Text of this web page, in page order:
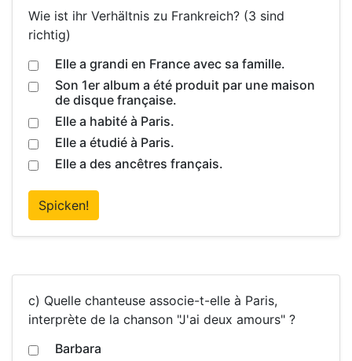
Wie ist ihr Verhältnis zu Frankreich? (3 sind
richtig)
Elle a grandi en France avec sa famille.
Son 1er album a été produit par une maison
de disque française.
Elle a habité à Paris.
Elle a étudié à Paris.
Elle a des ancêtres français.
Spicken!
c) Quelle chanteuse associe-t-elle à Paris,
interprète de la chanson "J'ai deux amours" ?
Barbara